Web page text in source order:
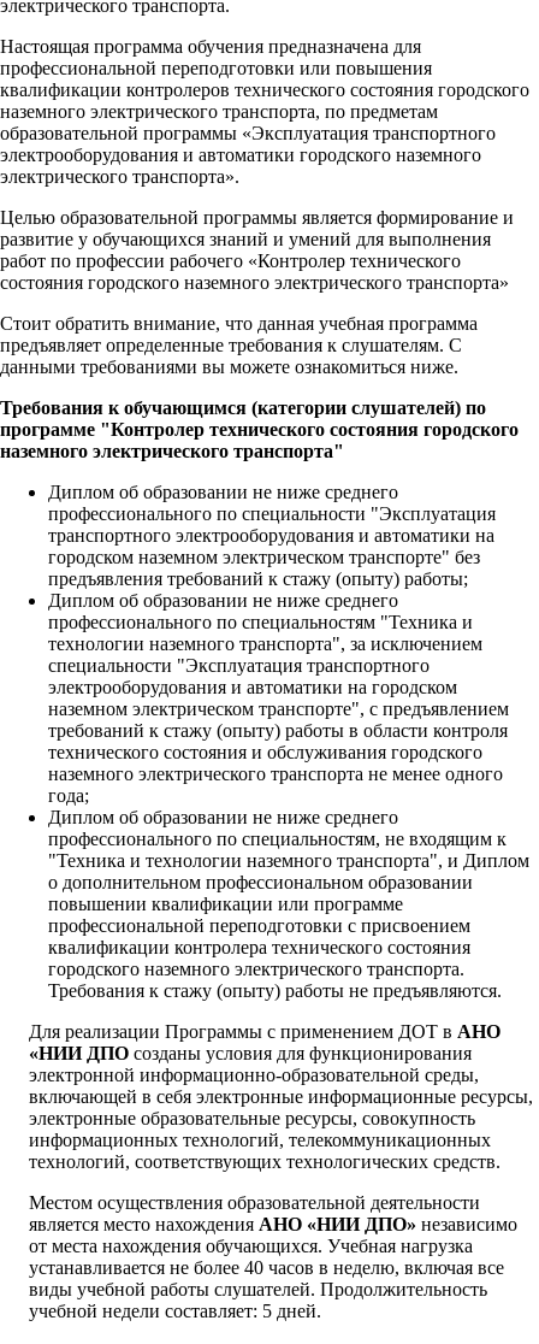
электрического транспорта.
Настоящая программа обучения предназначена для
профессиональной переподготовки или повышения
квалификации контролеров технического состояния городского
наземного электрического транспорта, по предметам
образовательной программы «Эксплуатация транспортного
электрооборудования и автоматики городского наземного
электрического транспорта».
Целью образовательной программы является формирование и
развитие у обучающихся знаний и умений для выполнения
работ по профессии рабочего «Контролер технического
состояния городского наземного электрического транспорта»
Стоит обратить внимание, что данная учебная программа
предъявляет определенные требования к слушателям. С
данными требованиями вы можете ознакомиться ниже.
Требования к обучающимся (категории слушателей) по
программе "Контролер технического состояния городского
наземного электрического транспорта"
Диплом об образовании не ниже среднего
профессионального по специальности "Эксплуатация
транспортного электрооборудования и автоматики на
городском наземном электрическом транспорте" без
предъявления требований к стажу (опыту) работы;
Диплом об образовании не ниже среднего
профессионального по специальностям "Техника и
технологии наземного транспорта", за исключением
специальности "Эксплуатация транспортного
электрооборудования и автоматики на городском
наземном электрическом транспорте", с предъявлением
требований к стажу (опыту) работы в области контроля
технического состояния и обслуживания городского
наземного электрического транспорта не менее одного
года;
Диплом об образовании не ниже среднего
профессионального по специальностям, не входящим к
"Техника и технологии наземного транспорта", и Диплом
о дополнительном профессиональном образовании
повышении квалификации или программе
профессиональной переподготовки с присвоением
квалификации контролера технического состояния
городского наземного электрического транспорта.
Требования к стажу (опыту) работы не предъявляются.
Для реализации Программы с применением ДОТ в АНО
«НИИ ДПО созданы условия для функционирования
электронной информационно-образовательной среды,
включающей в себя электронные информационные ресурсы,
электронные образовательные ресурсы, совокупность
информационных технологий, телекоммуникационных
технологий, соответствующих технологических средств.
Местом осуществления образовательной деятельности
является место нахождения АНО «НИИ ДПО» независимо
от места нахождения обучающихся. Учебная нагрузка
устанавливается не более 40 часов в неделю, включая все
виды учебной работы слушателей. Продолжительность
учебной недели составляет: 5 дней.